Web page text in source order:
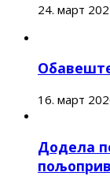
24. март
16. март
Додела